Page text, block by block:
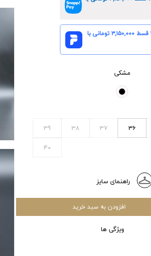
۳,۱۵۰,۰۰۰تومانی با
مشکی
36
37
38
39
40
راهنمای سایز
افزودن به سبد خرید
ویژگی ها